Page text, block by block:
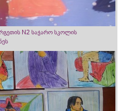
N2 საჯარო სკოლის